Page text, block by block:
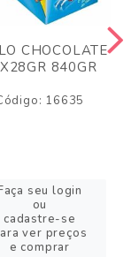
CHOCOLATE
840GR
16635
seu login
ou
cadastre-se
ver preços
e comprar